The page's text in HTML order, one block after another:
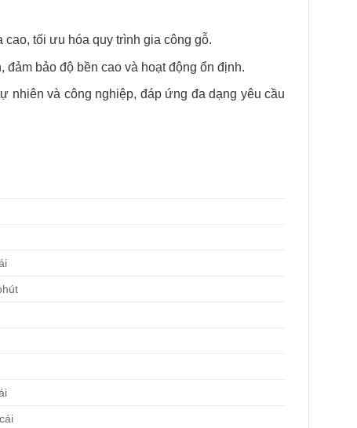
tối ưu hóa quy trình gia công gỗ.
bảo độ bền cao và hoạt động ổn định.
nhiên và công nghiệp, đáp ứng đa dạng yêu cầu